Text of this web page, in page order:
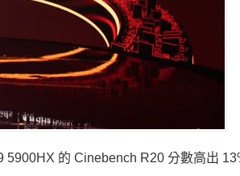
5900HX 的 Cinebench R20 分數高出